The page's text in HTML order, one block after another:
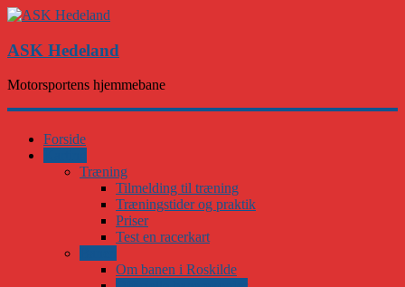
ASK Hedeland
Motorsportens hjemmebane
Forside
Træning
Tilmelding til træning
Træningstider og praktik
Priser
Test en racerkart
Om banen i Roskilde